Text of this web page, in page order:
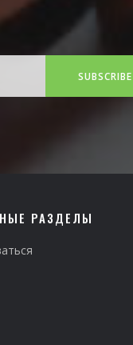
SUBSCRIBE
РАЗДЕЛЫ